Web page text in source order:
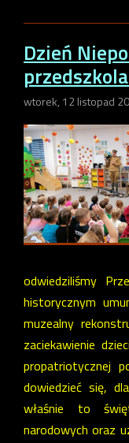
Dzień
wtorek, 12 listopad
odwiedziliśmy
historycznym
muzealny
zaciekawienie
propatriotycznej
dowiedzieć się,
właśnie to
narodowych oraz